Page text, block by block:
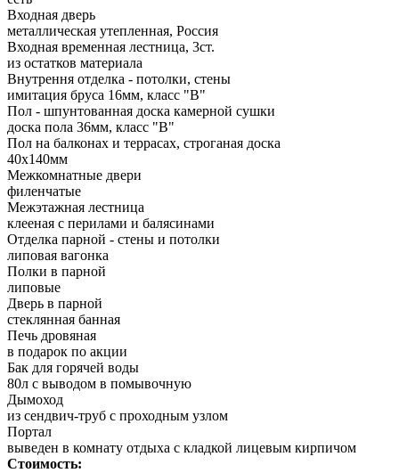
Входная дверь
металлическая утепленная, Россия
Входная временная лестница, 3ст.
из остатков материала
Внутрення отделка - потолки, стены
имитация бруса 16мм, класс "В"
Пол - шпунтованная доска камерной сушки
доска пола 36мм, класс "B"
Пол на балконах и террасах, строганая доска
40x140мм
Межкомнатные двери
филенчатые
Межэтажная лестница
клееная с перилами и балясинами
Отделка парной - стены и потолки
липовая вагонка
Полки в парной
липовые
Дверь в парной
стеклянная банная
Печь дровяная
в подарок по акции
Бак для горячей воды
80л с выводом в помывочную
Дымоход
из сендвич-труб с проходным узлом
Портал
выведен в комнату отдыха с кладкой лицевым кирпичом
Стоимость: